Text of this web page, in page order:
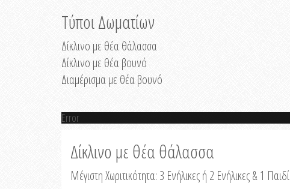
Τύποι Δωματίων
Δίκλινο με θέα θάλασσα
Δίκλινο με θέα βουνό
Διαμέρισμα με θέα βουνό
Error
Δίκλινο με θέα θάλασσα
Μέγιστη Χωριτικότητα: 3 Ενήλικες ή 2 Ενήλικες & 1 Παιδί